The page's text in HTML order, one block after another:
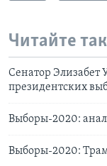
Читайте
Сенатор Элизабет
президентских
Выборы-2020:
Выборы-2020: